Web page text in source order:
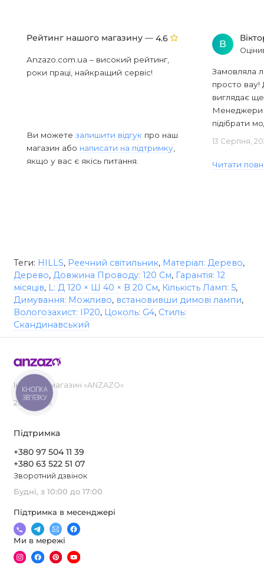
Рейтинг нашого магазину — 4.6
Anzazo.com.ua – високий рейтинг,
роки праці, найкращий сервіс!
Ви можете залишити відгук про наш
магазин або написати на підтримку
якщо у вас є якісь питання.
В
Замовляла
просто вау!
виглядає
Менеджери
підібрати
13 Серпня,
Читати
Теги: HILLS, Реечний світильник, Матеріал: Дерево,
Дерево, Довжина Проводу: 120 См, Гарантія: 12
місяців, L: Д 120 × Ш 40 × В 20 См, Кількість Ламп: 5,
Димування: Можливо, встановивши димові лампи,
Вологозахист: IP20, Цоколь: G4, Стиль:
Скандинавський
Інтернет-магазин «ANZAZO»
2019-2026
Підтримка
+380 97 504 11 39
+380 63 522 51 07
Зворотний дзвінок
Будні, з 10:00 до 17:00
Підтримка в месенджері
Ми в мережі
КНОПКА
ЗВ'ЯЗКУ